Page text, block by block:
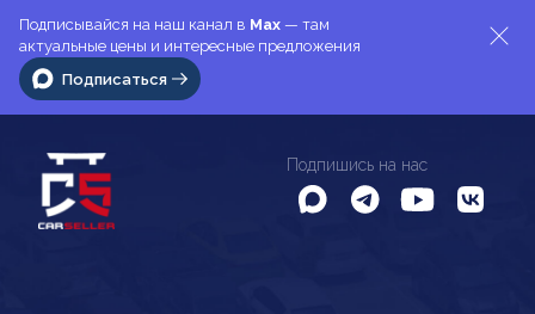
Подписывайся на наш канал в Max — там
актуальные цены и интересные предложения
Подписаться
Подпишись на нас